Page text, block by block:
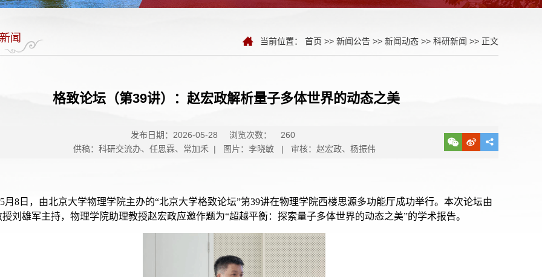
闻 当前位置： 首页 >> 新闻公告 >> 新闻动态 >> 科研新闻 >> 正文
格致论坛（第39讲）：赵宏政解析量子多体世界的动态之美
发布日期：2026-05-28 浏览次数：
260
供稿：科研交流办、任思霖、常加禾 | 图片：李晓敏 | 审核：赵宏政、杨振伟
月8日，由北京大学物理学院主办的“北京大学格致论坛”第39讲在物理学院西楼思源多功能厅成功举行。本次论坛由
刘雄军主持，物理学院助理教授赵宏政应邀作题为“超越平衡：探索量子多体世界的动态之美”的学术报告。